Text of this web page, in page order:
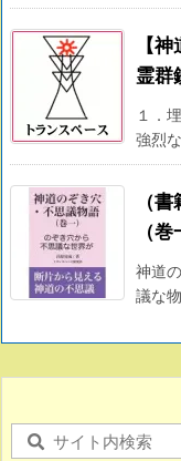
【
霊群
１．
強烈
（
（巻
神道
議な